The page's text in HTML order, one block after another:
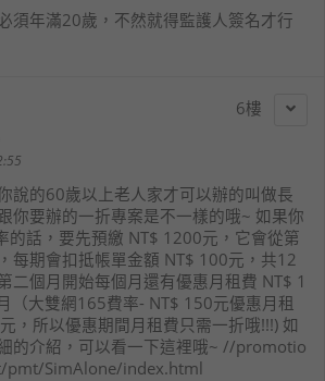
須年滿20歲，不然就得監護人簽名才行
6
說的60歲以上老人家才可以辦的叫做長
你要辦的一折專案是不一樣的哦~ 如果你
的話，要先預繳 NT$ 1200元，它會從第
每期會扣抵帳單金額 NT$ 100元，共12
二個月開始每個月還有優惠月租費 NT$ 1
（大雙網165費率- NT$ 150元優惠月租
，所以優惠期間月租費只需一折哦!!!) 如
的介紹，可以看一下這裡哦~ //promotio
pmt/SimAlone/index.html